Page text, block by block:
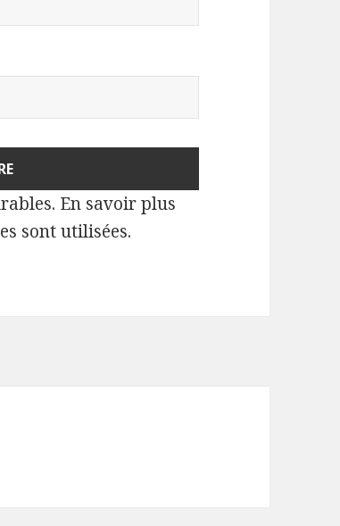
En savoir plus
sont utilisées.